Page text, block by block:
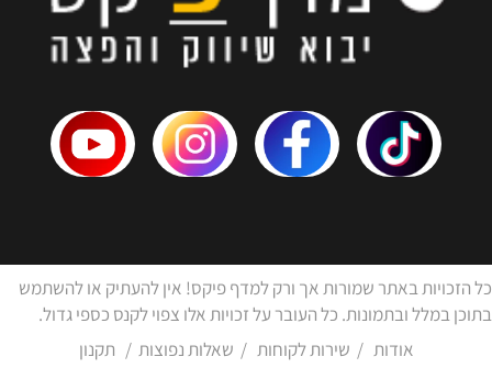
כל הזכויות באתר שמורות אך ורק למדף פיקס! אין להעתיק או להשתמש
בתוכן במלל ובתמונות. כל העובר על זכויות אלו צפוי לקנס כספי גדול.
אודות / שירות לקוחות / שאלות נפוצות / תקנון